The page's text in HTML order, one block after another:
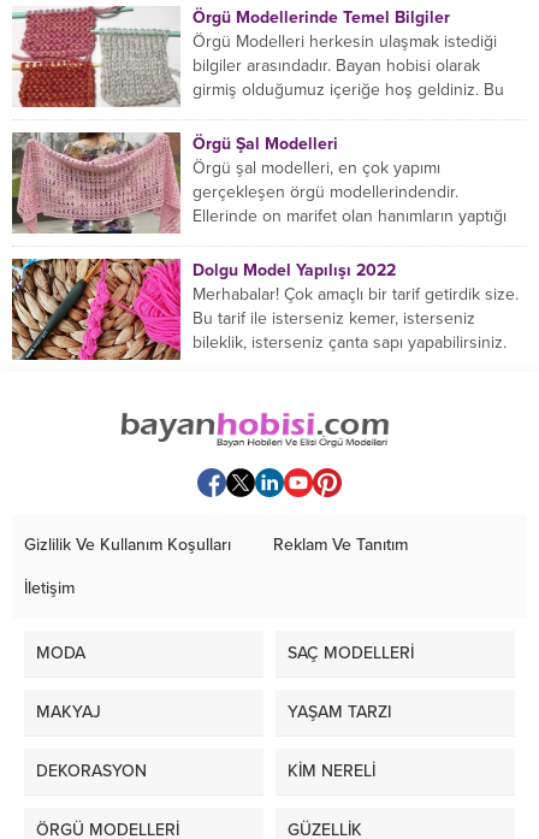
Örgü Modellerinde Temel Bilgiler
Örgü Modelleri herkesin ulaşmak istediği
bilgiler arasındadır. Bayan hobisi olarak
girmiş olduğumuz içeriğe hoş geldiniz. Bu
Örgü Şal Modelleri
Örgü şal modelleri, en çok yapımı
gerçekleşen örgü modellerindendir.
Ellerinde on marifet olan hanımların yaptığı
Dolgu Model Yapılışı 2022
Merhabalar! Çok amaçlı bir tarif getirdik size.
Bu tarif ile isterseniz kemer, isterseniz
bileklik, isterseniz çanta sapı yapabilirsiniz.
Gizlilik Ve Kullanım Koşulları Reklam Ve Tanıtım
İletişim
MODA SAÇ MODELLERİ
MAKYAJ YAŞAM TARZI
DEKORASYON KİM NERELİ
ÖRGÜ MODELLERİ GÜZELLİK